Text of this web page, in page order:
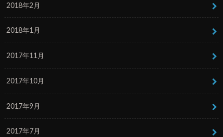
2018年2月
2018年1月
2017年11月
2017年10月
2017年9月
2017年7月